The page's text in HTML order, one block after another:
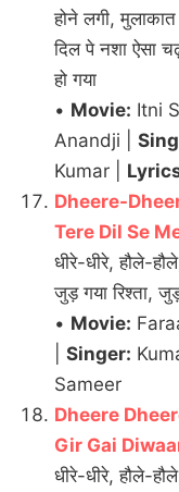
होने लगी,
दिल पे नशा ऐसा
हो गया
• Movie: Itni
Anandji |
Kumar |
Dheere-
Tere Dil Se
धीरे-धीरे, हौले-
जुड़ गया रिश्ता,
• Movie:
Singer:
Sameer
Dheere
Gir Gai
धीरे-धीरे, हौले-